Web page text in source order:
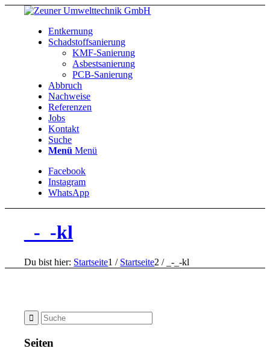
Entkernung
Schadstoffsanierung
KMF-Sanierung
Asbestsanierung
PCB-Sanierung
Abbruch
Nachweise
Referenzen
Jobs
Kontakt
Suche
Menü Menü
Facebook
Instagram
WhatsApp
_-_-kl
Du bist hier: Startseite1 / Startseite2 / _-_-kl
Seiten